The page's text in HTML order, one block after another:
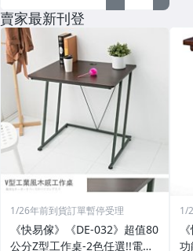
賣家最新刊登
1/26年前到貨訂單暫停受理
《快易傢》《DE-032》超值80
公分Z型工作桌-2色任選!!電腦
1/